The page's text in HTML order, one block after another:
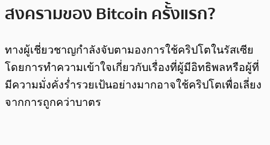
สงครามของ Bitcoin ครั้งแรก?
ทางผู้เชี่ยวชาญกำลังจับตามองการใช้คริปโตในรัสเซีย
โดยการทำความเข้าใจเกี่ยวกับเรื่องที่ผู้มีอิทธิพลหรือผู้ที่
มีความมั่งคั่งร่ำรวยเป้นอย่างมากอาจใช้คริปโตเพื่อเลี่ยง
จากการถูกคว่าบาตร